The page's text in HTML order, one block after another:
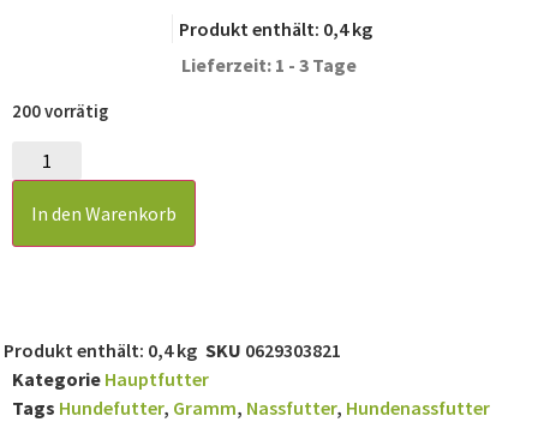
Produkt enthält: 0,4kg
Lieferzeit: 1 - 3 Tage
200 vorrätig
In den Warenkorb
Produkt enthält: 0,4kg SKU 0629303821
Kategorie Hauptfutter
Tags Hundefutter, Gramm, Nassfutter, Hundenassfutter